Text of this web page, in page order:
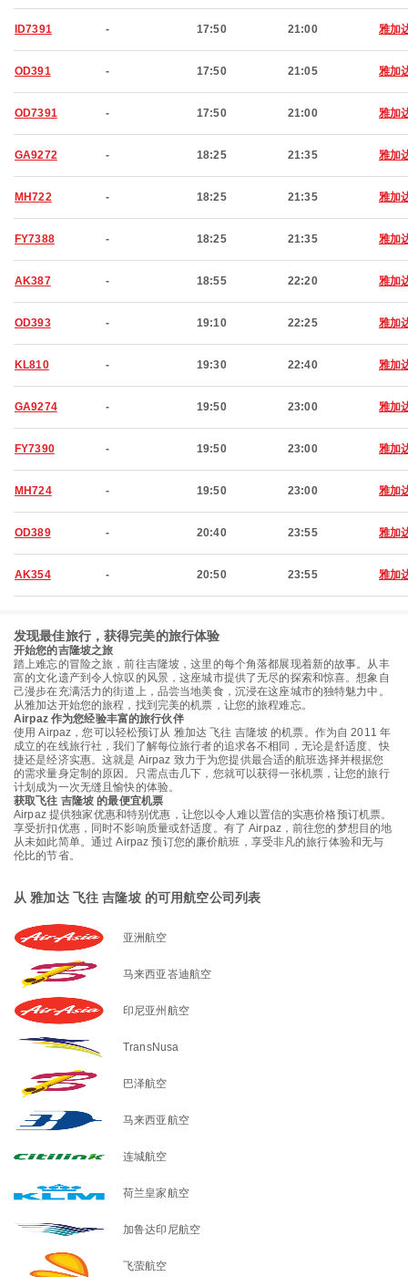
ID7391 - 17:50 21:00 雅加
OD391 - 17:50 21:05 雅加
OD7391 - 17:50 21:00 雅加
GA9272 - 18:25 21:35 雅加
MH722 - 18:25 21:35 雅加
FY7388 - 18:25 21:35 雅加
AK387 - 18:55 22:20 雅加
OD393 - 19:10 22:25 雅加
KL810 - 19:30 22:40 雅加
GA9274 - 19:50 23:00 雅加
FY7390 - 19:50 23:00 雅加
MH724 - 19:50 23:00 雅加
OD389 - 20:40 23:55 雅加
AK354 - 20:50 23:55 雅加
发现最佳旅行，获得完美的旅行体验
开始您的吉隆坡之旅
踏上难忘的冒险之旅，前往吉隆坡，这里的每个角落都展现着新的故事。从丰
富的文化遗产到令人惊叹的风景，这座城市提供了无尽的探索和惊喜。想象自
己漫步在充满活力的街道上，品尝当地美食，沉浸在这座城市的独特魅力中。
从雅加达开始您的旅程，找到完美的机票，让您的旅程难忘。
Airpaz 作为您经验丰富的旅行伙伴
使用 Airpaz，您可以轻松预订从 雅加达 飞往 吉隆坡 的机票。作为自 2011 年
成立的在线旅行社，我们了解每位旅行者的追求各不相同，无论是舒适度、快
捷还是经济实惠。这就是 Airpaz 致力于为您提供最合适的航班选择并根据您
的需求量身定制的原因。只需点击几下，您就可以获得一张机票，让您的旅行
计划成为一次无缝且愉快的体验。
获取飞往 吉隆坡 的最便宜机票
Airpaz 提供独家优惠和特别优惠，让您以令人难以置信的实惠价格预订机票。
享受折扣优惠，同时不影响质量或舒适度。有了 Airpaz，前往您的梦想目的地
从未如此简单。通过 Airpaz 预订您的廉价航班，享受非凡的旅行体验和无与
伦比的节省。
从 雅加达 飞往 吉隆坡 的可用航空公司列表
亚洲航空
马来西亚峇迪航空
印尼亚州航空
TransNusa
巴泽航空
马来西亚航空
连城航空
荷兰皇家航空
加鲁达印尼航空
飞萤航空